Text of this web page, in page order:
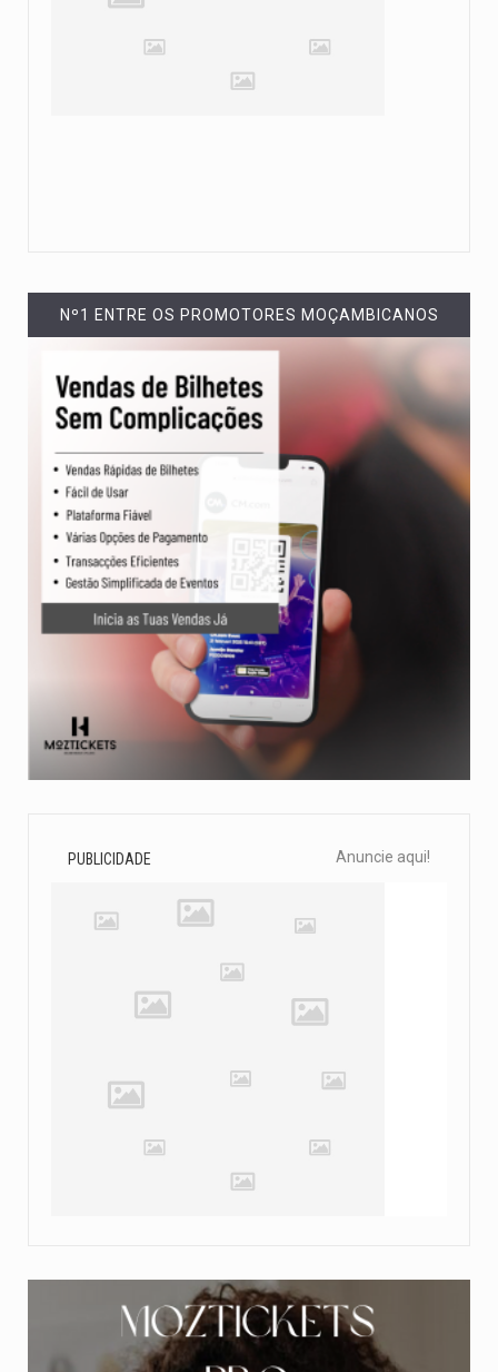
Nº1 ENTRE OS PROMOTORES MOÇAMBICANOS
PUBLICIDADE Anuncie aqui!